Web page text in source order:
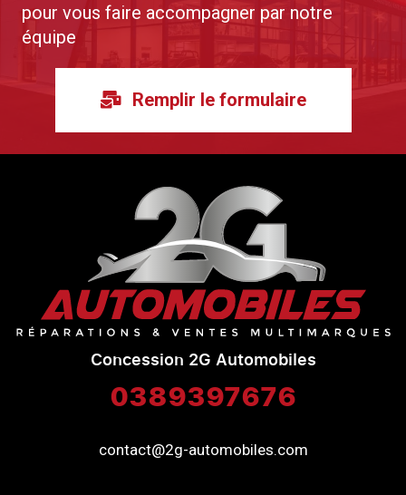
pour vous faire accompagner par notre
équipe
Remplir le formulaire
Concession 2G Automobiles
0389397676
contact@2g-automobiles.com